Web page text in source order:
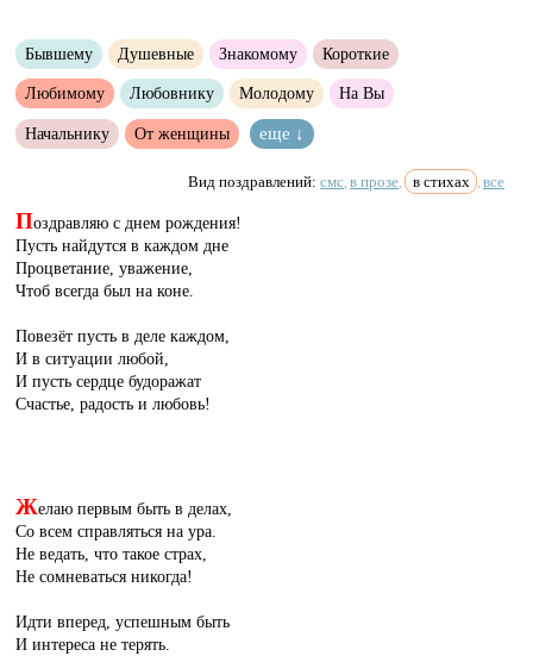
Бывшему Душевные Знакомому Короткие
Любимому Любовнику Молодому На Вы
Начальнику От женщины еще ↓
Вид поздравлений:смс в прозе в стихах , все
Поздравляю с днем рождения!
Пусть найдутся в каждом дне
Процветание, уважение,
Чтоб всегда был на коне.
Повезёт пусть в деле каждом,
И в ситуации любой,
И пусть сердце будоражат
Счастье, радость и любовь!
Желаю первым быть в делах,
Со всем справляться на ура.
Не ведать, что такое страх,
Не сомневаться никогда!
Идти вперед, успешным быть
И интереса не терять.